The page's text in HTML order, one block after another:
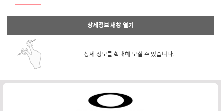
상세정보 새창 열기
상세 정보를 확대해 보실 수 있습니다.